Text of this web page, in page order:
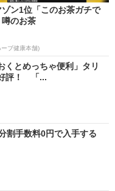
ゾン1位「このお茶ガチで
噂のお茶
ーブ健康本舗)
くとめっちゃ便利」タリ
評！ 「...
割手数料0円で入手する